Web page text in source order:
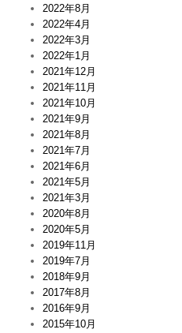
2022年8月
2022年4月
2022年3月
2022年1月
2021年12月
2021年11月
2021年10月
2021年9月
2021年8月
2021年7月
2021年6月
2021年5月
2021年3月
2020年8月
2020年5月
2019年11月
2019年7月
2018年9月
2017年8月
2016年9月
2015年10月